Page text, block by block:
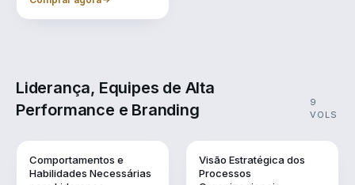
Liderança, Equipes de Alta
Performance e Branding
9
VOLS
Comportamentos e
Habilidades Necessárias
Visão Estratégica dos
Processos